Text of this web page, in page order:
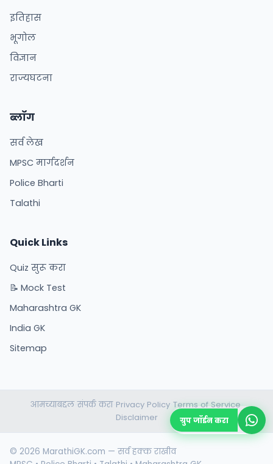
इतिहास
भूगोल
विज्ञान
राज्यघटना
ब्लॉग
सर्व लेख
MPSC मार्गदर्शन
Police Bharti
Talathi
Quick Links
Quiz सुरू करा
📝 Mock Test
Maharashtra GK
India GK
Sitemap
आमच्याबद्दल•संपर्क करा• Privacy Policy• Terms of Service•
Disclaimer
© 2026 MarathiGK.com — सर्व हक्क राखीव
ग्रुप जॉईन करा